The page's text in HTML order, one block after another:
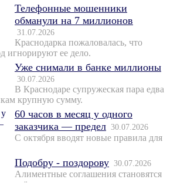
Телефонные мошенники
обманули на 7 миллионов
31.07.2026
Краснодарка пожаловалась, что
игнорируют ее дело.
Уже снимали в банке миллионы
30.07.2026
В Краснодаре супружеская пара едва
крупную сумму.
60 часов в месяц у одного
заказчика — предел 30.07.2026
С октября вводят новые правила для
Подобру - поздорову 30.07.2026
Алиментные соглашения становятся